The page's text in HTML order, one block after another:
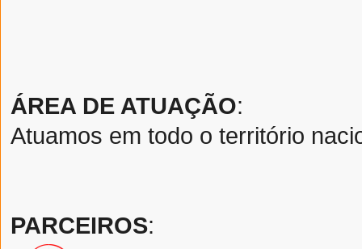
ÁREA DE ATUAÇÃO:
Atuamos em todo o território
PARCEIROS: